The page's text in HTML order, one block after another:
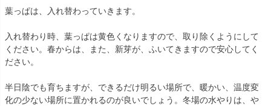
葉っぱは、入れ替わっていきます。
入れ替わり時、葉っぱは黄色くなりますので、取り除くようにして
ください。春からは、また、新芽が、ふいてきますので安心してく
ださい。
半日陰でも育ちますが、できるだけ明るい場所で、暖かい、温度変
化の少ない場所に置かれるのが良いでしょう。冬場の水やりは、や